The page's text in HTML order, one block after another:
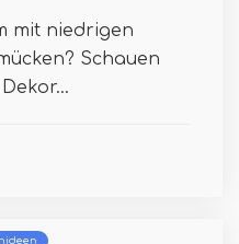
mit niedrigen
Schauen